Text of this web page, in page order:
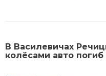
В Василевичах
колёсами авто